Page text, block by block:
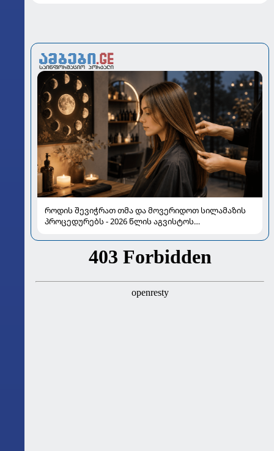
როდის შევიჭრათ თმა და მოვერიდოთ სილამაზის
პროცედურებს - 2026 წლის აგვისტოს